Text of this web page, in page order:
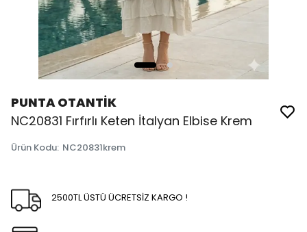
PUNTA OTANTİK
NC20831 Fırfırlı Keten İtalyan Elbise Krem
Ürün Kodu: NC20831krem
2500TL ÜSTÜ ÜCRETSİZ KARGO !